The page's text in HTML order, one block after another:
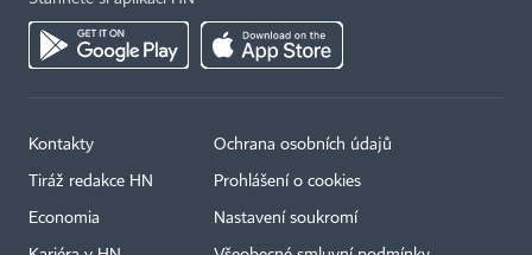
Kontakty
Tiráž redakce HN
Economia
Ochrana osobních údajů
Prohlášení o cookies
Nastavení soukromí